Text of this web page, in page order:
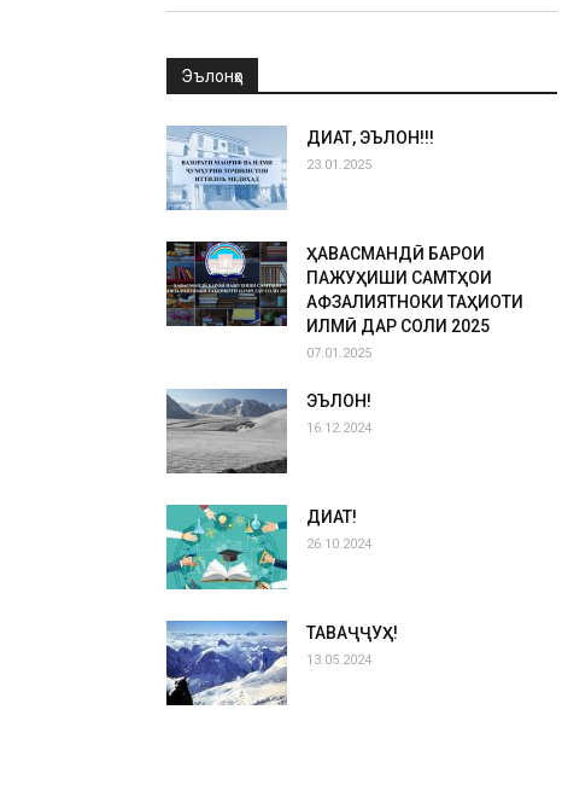
Эълонҳо
ДИҚҚАТ, ЭЪЛОН!!!
23.01.2025
ҲАВАСМАНДӢ БАРОИ
ПАЖУҲИШИ САМТҲОИ
АФЗАЛИЯТНОКИ ТАҲҚИҚОТИ
ИЛМӢ ДАР СОЛИ 2025
07.01.2025
ЭЪЛОН!
16.12.2024
ДИҚҚАТ!
26.10.2024
ТАВАҶҶУҲ!
13.05.2024